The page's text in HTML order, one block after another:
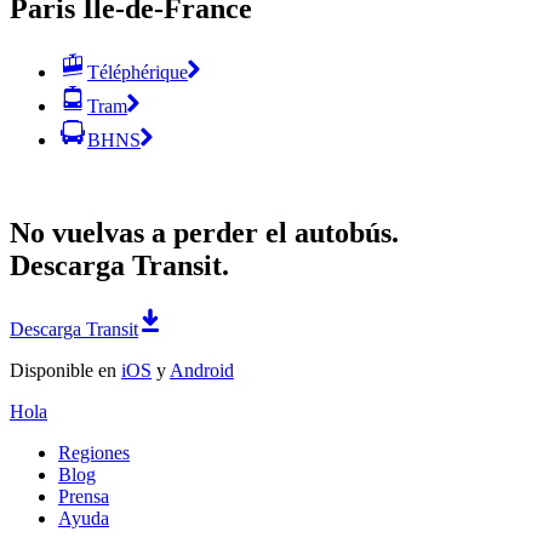
Paris Île-de-France
Téléphérique
Tram
BHNS
No vuelvas a perder el autobús.
Descarga Transit.
Descarga Transit
Disponible en iOS y Android
Hola
Regiones
Blog
Prensa
Ayuda